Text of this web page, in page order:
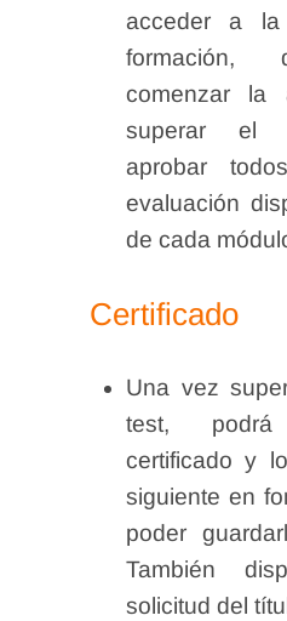
acceder a la
formación,
comenzar la
superar el
aprobar
evaluación
de cada
Certificado
Una vez
test,
certificado y
siguiente en
poder
También
solicitud del